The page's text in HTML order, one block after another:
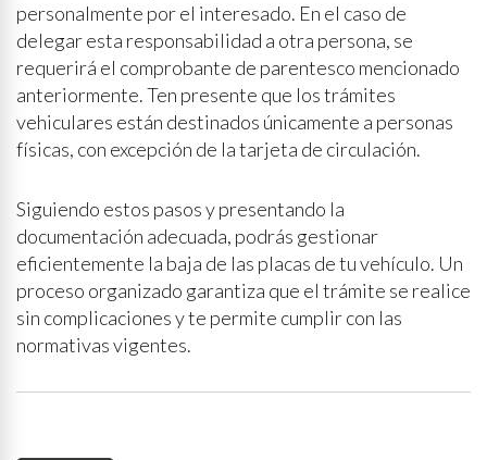
personalmente por el interesado. En el caso de
delegar esta responsabilidad a otra persona, se
requerirá el comprobante de parentesco mencionado
anteriormente. Ten presente que los trámites
vehiculares están destinados únicamente a personas
físicas, con excepción de la tarjeta de circulación.
Siguiendo estos pasos y presentando la
documentación adecuada, podrás gestionar
eficientemente la baja de las placas de tu vehículo. Un
proceso organizado garantiza que el trámite se realice
sin complicaciones y te permite cumplir con las
normativas vigentes.